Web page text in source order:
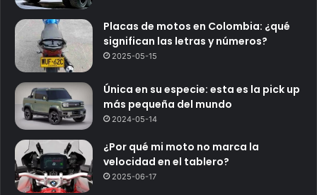
Placas de motos en Colombia: ¿qué
significan las letras y números?
2025-05-15
Única en su especie: esta es la pick up
más pequeña del mundo
2024-05-14
¿Por qué mi moto no marca la
velocidad en el tablero?
2025-06-17